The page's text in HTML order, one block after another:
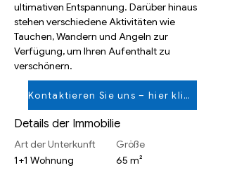
ultimativen Entspannung. Darüber hinaus
stehen verschiedene Aktivitäten wie
Tauchen, Wandern und Angeln zur
Verfügung, um Ihren Aufenthalt zu
verschönern.
Kontaktieren Sie uns – hier klicken
Details der Immobilie
Art der Unterkunft
1+1 Wohnung
Größe
65 m²